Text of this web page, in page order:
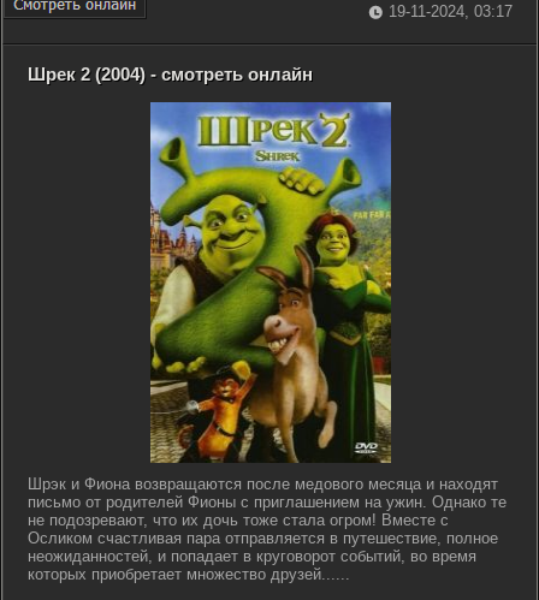
19-11-2024, 03:17
Шрек 2 (2004) - смотреть онлайн
Шрэк и Фиона возвращаются после медового месяца и находят
письмо от родителей Фионы с приглашением на ужин. Однако те
не подозревают, что их дочь тоже стала огром! Вместе с
Осликом счастливая пара отправляется в путешествие, полное
неожиданностей, и попадает в круговорот событий, во время
которых приобретает множество друзей......